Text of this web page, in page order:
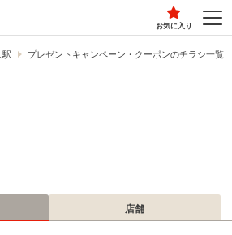
お気に入り
駅 プレゼントキャンペーン・クーポンのチラシ一覧
店舗